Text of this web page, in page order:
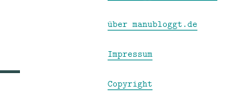
über manubloggt.de
Impressum
Copyright